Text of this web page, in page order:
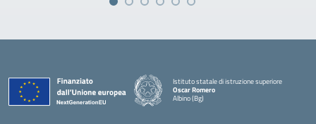
Istituto statale di istruzione superiore
Oscar Romero
Albino (Bg)